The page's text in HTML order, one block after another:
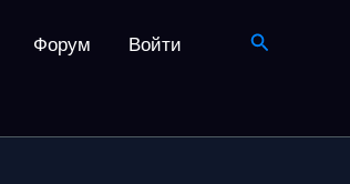
Форум Войти Поиск